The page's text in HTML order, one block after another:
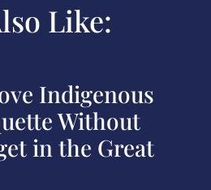
Like:
Indigenous
Without
in the Great